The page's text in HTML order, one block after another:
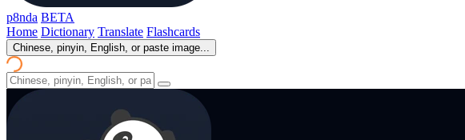
p8nda BETA
Home Dictionary Translate Flashcards
Chinese, pinyin, English, or paste image...